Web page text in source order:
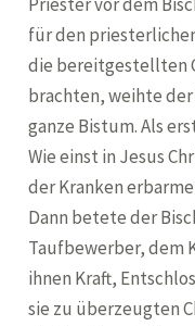
für den
die bereitgestellten
brachten, weihte
ganze Bistum. Als
Wie einst in Jesus
der Kranken
Dann betete der
Taufbewerber, dem
ihnen Kraft,
sie zu überzeugten